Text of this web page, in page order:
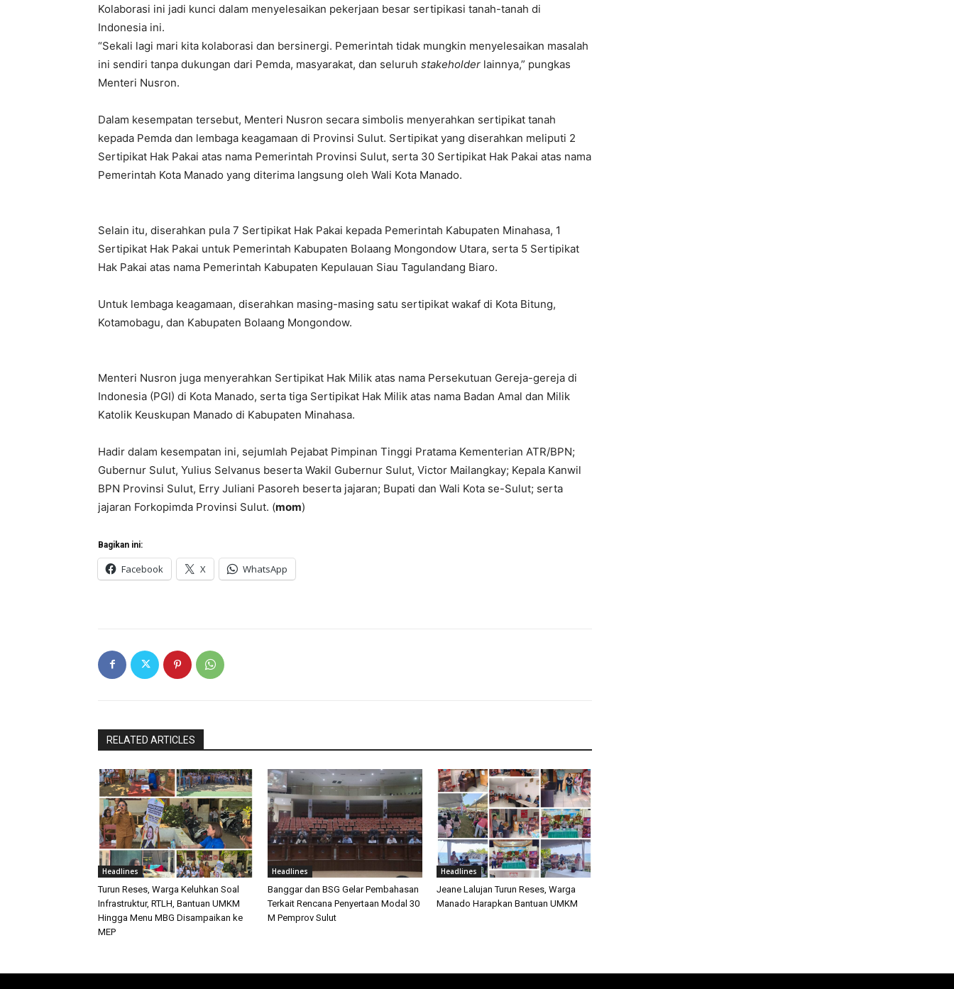
Kolaborasi ini jadi kunci dalam menyelesaikan pekerjaan besar sertipikasi tanah-tanah di
Indonesia ini.
“Sekali lagi mari kita kolaborasi dan bersinergi. Pemerintah tidak mungkin menyelesaikan masalah
ini sendiri tanpa dukungan dari Pemda, masyarakat, dan seluruh stakeholder lainnya,” pungkas
Menteri Nusron.
Dalam kesempatan tersebut, Menteri Nusron secara simbolis menyerahkan sertipikat tanah
kepada Pemda dan lembaga keagamaan di Provinsi Sulut. Sertipikat yang diserahkan meliputi 2
Sertipikat Hak Pakai atas nama Pemerintah Provinsi Sulut, serta 30 Sertipikat Hak Pakai atas nama
Pemerintah Kota Manado yang diterima langsung oleh Wali Kota Manado.
Selain itu, diserahkan pula 7 Sertipikat Hak Pakai kepada Pemerintah Kabupaten Minahasa, 1
Sertipikat Hak Pakai untuk Pemerintah Kabupaten Bolaang Mongondow Utara, serta 5 Sertipikat
Hak Pakai atas nama Pemerintah Kabupaten Kepulauan Siau Tagulandang Biaro.
Untuk lembaga keagamaan, diserahkan masing-masing satu sertipikat wakaf di Kota Bitung,
Kotamobagu, dan Kabupaten Bolaang Mongondow.
Menteri Nusron juga menyerahkan Sertipikat Hak Milik atas nama Persekutuan Gereja-gereja di
Indonesia (PGI) di Kota Manado, serta tiga Sertipikat Hak Milik atas nama Badan Amal dan Milik
Katolik Keuskupan Manado di Kabupaten Minahasa.
Hadir dalam kesempatan ini, sejumlah Pejabat Pimpinan Tinggi Pratama Kementerian ATR/BPN;
Gubernur Sulut, Yulius Selvanus beserta Wakil Gubernur Sulut, Victor Mailangkay; Kepala Kanwil
BPN Provinsi Sulut, Erry Juliani Pasoreh beserta jajaran; Bupati dan Wali Kota se-Sulut; serta
jajaran Forkopimda Provinsi Sulut. (mom)
Bagikan ini:
Facebook X WhatsApp
RELATED ARTICLES
Headlines
Turun Reses, Warga Keluhkan Soal
Infrastruktur, RTLH, Bantuan UMKM
Hingga Menu MBG Disampaikan ke
MEP
Headlines
Banggar dan BSG Gelar Pembahasan
Terkait Rencana Penyertaan Modal 30
M Pemprov Sulut
Headlines
Jeane Lalujan Turun Reses, Warga
Manado Harapkan Bantuan UMKM